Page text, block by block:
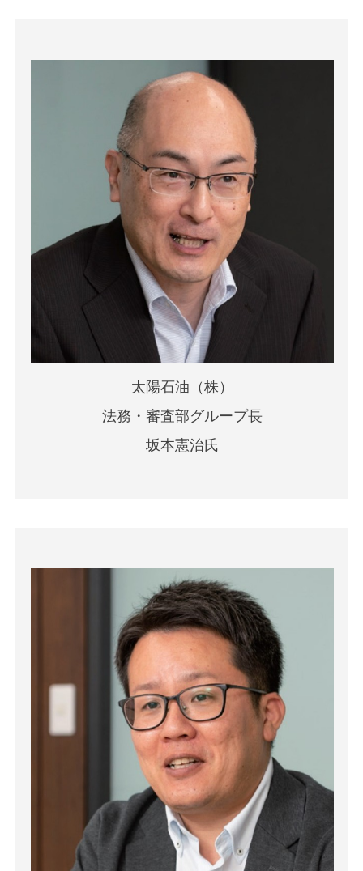
太陽石油（株）
法務・審査部グループ長
坂本憲治氏